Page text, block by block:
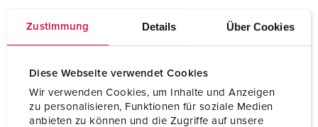
Zustimmung Details Über Cookies
Diese Webseite verwendet Cookies
Wir verwenden Cookies, um Inhalte und Anzeigen
zu personalisieren, Funktionen für soziale Medien
anbieten zu können und die Zugriffe auf unsere
Tekniska specifikationer
SCHUKO® 3
Anslutning / Matningsledning för en kabel upp till 3 x 6 mm²